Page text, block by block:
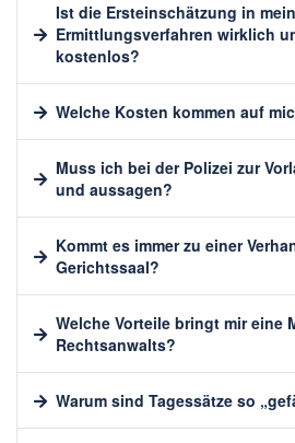
Ist die Ersteinschätzung in
Ermittlungsverfahren wirklich
kostenlos?
Welche Kosten kommen auf
Muss ich bei der Polizei zur
und aussagen?
Kommt es immer zu einer
Gerichtssaal?
Welche Vorteile bringt mir eine
Rechtsanwalts?
Warum sind Tagessätze so